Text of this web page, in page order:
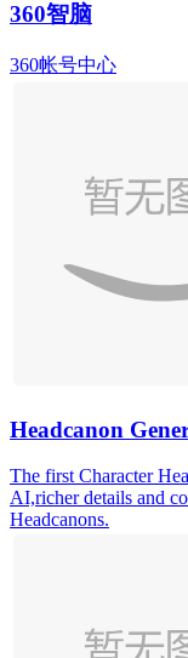
360智脑
360帐号中心
Headcanon
The first Character
AI,richer details and
Headcanons.